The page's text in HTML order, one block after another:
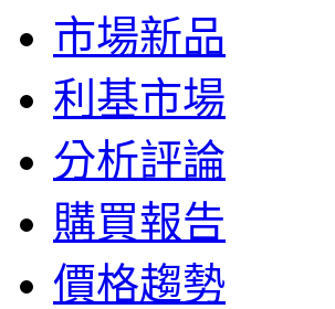
市場新品
利基市場
分析評論
購買報告
價格趨勢